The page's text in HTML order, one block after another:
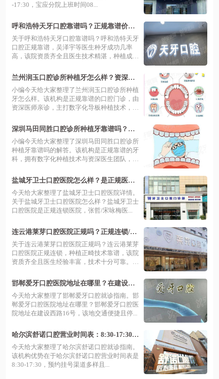
-17:30，宝应分院上班时间08...
呼和浩特天牙口腔靠谱吗？正规靠谱价目
不贵，吴泽宇等医生种牙成功几率高
关于呼和浩特天牙口腔靠谱吗？呼和浩特天牙
口腔正规靠谱，吴泽宇等医生种牙成功几率
高，该院资质齐全且医生技术精湛，种植成功
兰州润玉口腔诊所种植牙怎么样？资深医
师亲诊技术稳，缺牙修复效果自然更安心
小编今天给大家整理了兰州润玉口腔诊所种植
牙怎么样。该机构是正规靠谱的口腔门诊，由
资深医师亲诊，主打数字化导板种植技术，
深圳马田同胜口腔诊所种植牙靠谱吗？数
字化种植技术精准高效，缺牙修复效果稳
固自然
小编今天给大家整理了深圳马田同胜口腔诊所
种植牙靠谱吗的解答。该机构是正规靠谱的牙
科，拥有数字化种植技术与资深医生团队，
盐城牙卫士口腔医院怎么样？是正规医
院，医生推荐+真实评价+价格表+地址电
话
今天给大家整理了盐城牙卫士口腔医院详情。
关于盐城牙卫士口腔医院怎么样？盐城牙卫士
口腔医院是正规连锁医院，‌张哲/宋咏梅医...
连云港莱芽口腔医院正规吗？正规连锁/技
术靠谱/价格透明，地址在海州区
关于连云港莱芽口腔医院正规吗？连云港莱芽
口腔医院正规连锁，种植正畸技术靠谱，该院
资质齐全且医生经验丰富，技术十分可靠。
邯郸爱牙口腔医院地址在哪里？在建设西
路16号，预约便捷价格不贵
今天给大家整理了邯郸爱牙口腔就诊指南。邯
郸爱牙口腔医院地址在哪里？邯郸爱牙口腔医
院地址在建设西路16号，该地交通便捷且停...
哈尔滨舒诺口腔营业时间表：8:30-17:30好
预约，地址在道外区红旗大街
今天给大家整理了哈尔滨舒诺口腔就诊指南。
该机构优势在于哈尔滨舒诺口腔营业时间表是
8:30-17:30，预约挂号渠道多样且...